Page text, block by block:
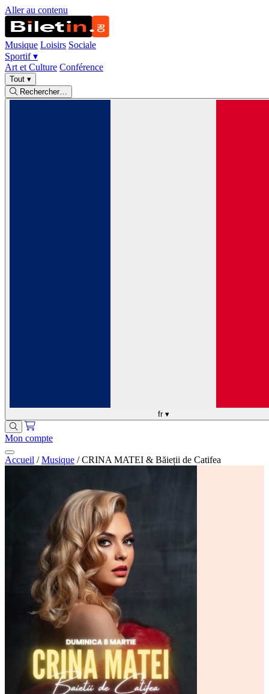
Aller au contenu
Musique Loisirs Sociale
Sportif▾
Art et Culture Conférence
Tout ▾
Rechercher…
fr ▾
Mon compte
Accueil / Musique / CRINA MATEI & Băieții de Catifea